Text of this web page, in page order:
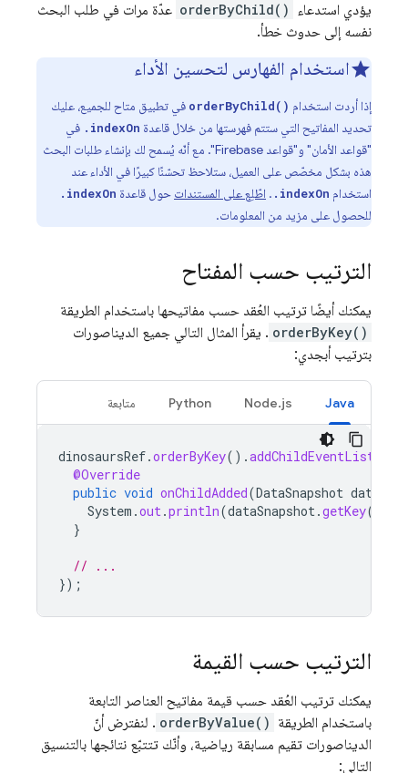
يؤدي استدعاء orderByChild() عدّة مرات في طلب البحث
نفسه إلى حدوث خطأ.
استخدام الفهارس لتحسين الأداء
إذا أردت استخدام orderByChild() في تطبيق متاح للجميع، عليك
تحديد المفاتيح التي ستتم فهرستها من خلال قاعدة .indexOn في
"قواعد الأمان" و"قواعد Firebase". مع أنّه يُسمح لك بإنشاء طلبات البحث
هذه بشكل مخصّص على العميل، ستلاحظ تحسّنًا كبيرًا في الأداء عند
استخدام .indexOn
. اطّلِع على المستندات حول قاعدة .indexOn
للحصول على مزيد من المعلومات.
الترتيب حسب المفتاح
يمكنك أيضًا ترتيب العُقد حسب مفاتيحها باستخدام الطريقة
orderByKey() . يقرأ المثال التالي جميع الديناصورات
بترتيب أبجدي:
Java
Node.js
Python متابعة
dinosaursRef.orderByKey().addChildEventListener
@Override
public void onChildAdded(DataSnapshot
System .out.println(dataSnapshot.getKey());
}
// ...
});
الترتيب حسب القيمة
يمكنك ترتيب العُقد حسب قيمة مفاتيح العناصر التابعة
باستخدام الطريقة orderByValue() . لنفترض أنّ
الديناصورات تقيم مسابقة رياضية، وأنّك تتتبّع نتائجها بالتنسيق
التالي: